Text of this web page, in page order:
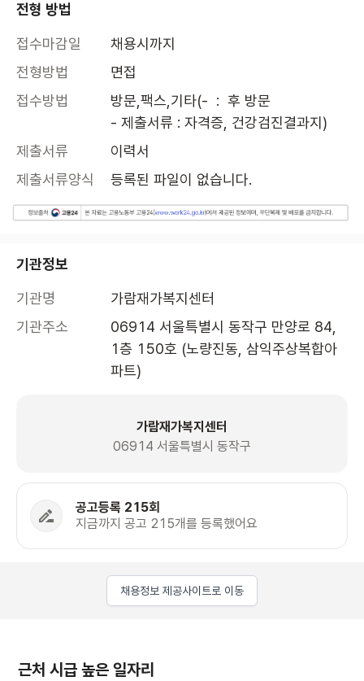
전형 방법
접수마감일
채용시까지
전형방법
면접
접수방법
방문,팩스,기타(-  :  후 방문
- 제출서류 : 자격증, 건강검진결과지)
제출서류
이력서
제출서류양식
등록된 파일이 없습니다.
기관정보
기관명
가람재가복지센터
기관주소
06914 서울특별시 동작구 만양로 84,
1층 150호 (노량진동, 삼익주상복합아
파트)
가람재가복지센터
06914 서울특별시 동작구
공고등록 215회
지금까지 공고 215개를 등록했어요
채용정보 제공사이트로 이동
근처 시급 높은 일자리